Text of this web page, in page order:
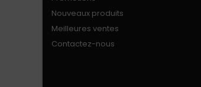
Nouveaux produits
Meilleures ventes
Contactez-nous